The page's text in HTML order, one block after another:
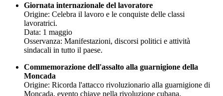
Giornata internazionale del lavoratore
Origine: Celebra il lavoro e le conquiste delle classi
lavoratrici.
Data: 1 maggio
Osservanza: Manifestazioni, discorsi politici e attività
sindacali in tutto il paese.
Commemorazione dell'assalto alla guarnigione della
Moncada
Origine: Ricorda l'attacco rivoluzionario alla guarnigione di
Moncada, evento chiave nella rivoluzione cubana.